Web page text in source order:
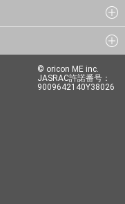
© oricon ME inc.
JASRAC許諾番号：
9009642140Y38026